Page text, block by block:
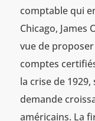
comptable qui
Chicago, James
vue de
comptes
la crise de
demande
américains. La